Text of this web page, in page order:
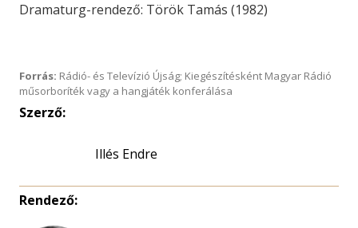
Dramaturg-rendező: Török Tamás (1982)
Forrás: Rádió- és Televízió Újság; Kiegészítésként Magyar Rádió
műsorboríték vagy a hangjáték konferálása
Szerző:
Illés Endre
Rendező: